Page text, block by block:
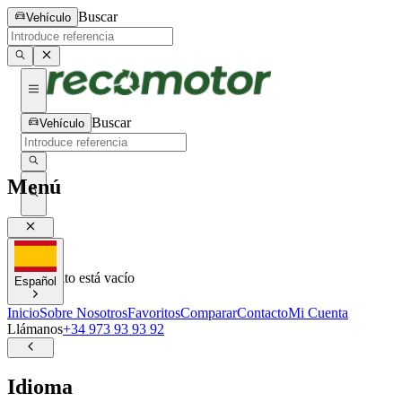
Vehículo Buscar
Vehículo Buscar
0
Tu carrito está vacío
Menú
Español
InicioSobre NosotrosFavoritosCompararContactoMi Cuenta
Llámanos+34 973 93 93 92
Idioma